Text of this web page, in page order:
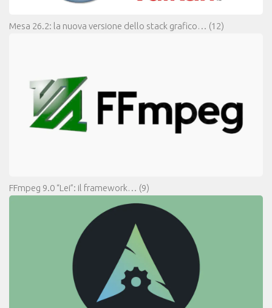
Mesa 26.2: la nuova versione dello stack grafico… (12)
FFmpeg 9.0 “Lei”: il framework… (9)